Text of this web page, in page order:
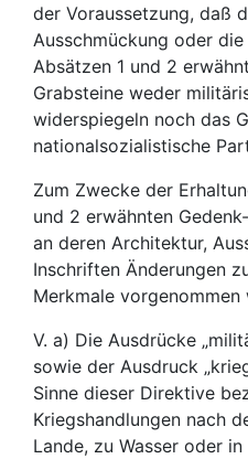
der Voraussetzung, daß
Ausschmückung oder
Absätzen 1 und 2
Grabsteine weder
widerspiegeln noch das
nationalsozialistische
Zum Zwecke der
und 2 erwähnten
an deren Architektur,
Inschriften Änderungen
Merkmale vorgenommen
V. a) Die Ausdrücke
sowie der Ausdruck
Sinne dieser Direktive
Kriegshandlungen nach
Lande, zu Wasser oder